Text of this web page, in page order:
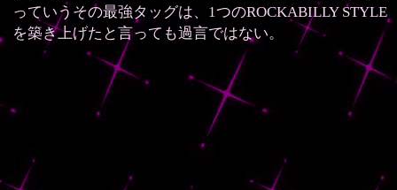
っていうその最強タッグは、1つのROCKABILLY STYLE
を築き上げたと言っても過言ではない。